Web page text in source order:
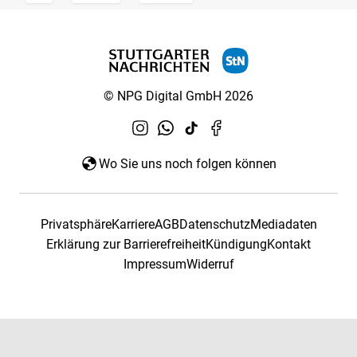
© NPG Digital GmbH 2026
Wo Sie uns noch folgen können
PrivatsphäreKarriereAGBDatenschutzMediadaten
Erklärung zur BarrierefreiheitKündigungKontakt
ImpressumWiderruf